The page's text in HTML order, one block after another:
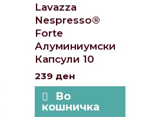
Lavazza
Nespresso®
Forte
Алуминиумски
Капсули 10
239 ден
Во
кошничка